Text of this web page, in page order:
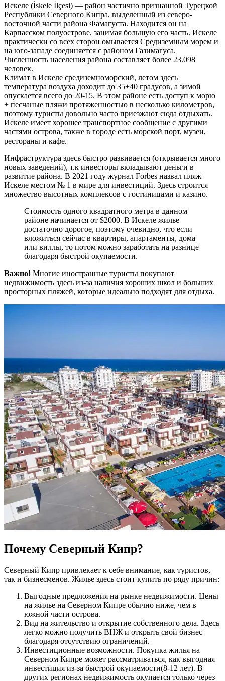
Искеле (İskele İlçesi) — район частично признанной Турецкой
Республики Северного Кипра, выделенный из северо-
восточной части района Фамагуста. Находится он на
Карпасском полуострове, занимая большую его часть. Искеле
практически со всех сторон омывается Средиземным морем и
на юго-западе соединяется с районом Газимагуса.
Численность населения района составляет более 23.098
человек.
Климат в Искеле средиземноморский, летом здесь
температура воздуха доходит до 35+40 градусов, а зимой
опускается всего до 20-15. В этом районе есть доступ к морю
+ песчаные пляжи протяженностью в несколько километров,
поэтому туристы довольно часто приезжают сюда отдыхать.
Искеле имеет хорошее транспортное сообщение с другими
частями острова, также в городе есть морской порт, музеи,
рестораны и кафе.
Инфраструктура здесь быстро развивается (открывается много
новых заведений), т.к инвесторы вкладывают деньги в
развитие района. В 2021 году журнал Forbes назвал пляж
Искеле местом № 1 в мире для инвестиций. Здесь строится
множество высотных комплексов с гостиницами и казино.
Стоимость одного квадратного метра в данном
районе начинается от $2000. В Искеле жилье
достаточно дорогое, поэтому очевидно, что если
вложиться сейчас в квартиры, апартаменты, дома
или виллы, то потом можно заработать на разнице
благодаря быстрой окупаемости.
Важно! Многие иностранные туристы покупают
недвижимость здесь из-за наличия хороших школ и больших
просторных пляжей, которые идеально подходят для отдыха.
Почему Северный Кипр?
Северный Кипр привлекает к себе внимание, как туристов,
так и бизнесменов. Жилье здесь стоит купить по ряду причин:
Выгодные предложения на рынке недвижимости. Цены
на жилье на Северном Кипре обычно ниже, чем в
южной части острова.
Вид на жительство и открытие собственного дела. Здесь
легко можно получить ВНЖ и открыть свой бизнес
благодаря отсутствию ограничений.
Инвестиционные возможности. Покупка жилья на
Северном Кипре может рассматриваться, как выгодная
инвестиция из-за быстрой окупаемости(8-12 лет). В
других регионах недвижимость окупается только через